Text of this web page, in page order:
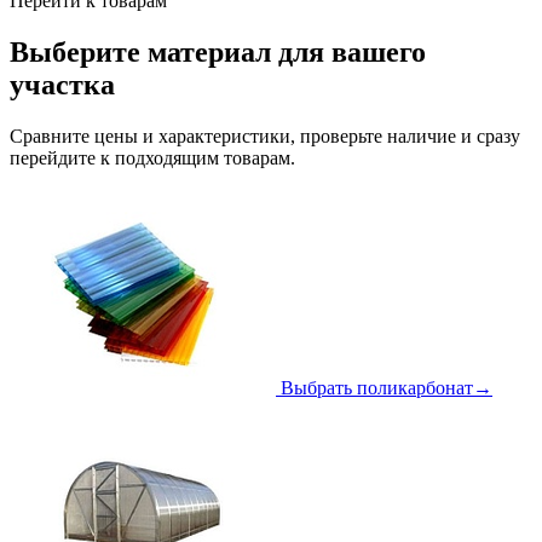
Выберите материал для вашего
участка
Сравните цены и характеристики, проверьте наличие и сразу
перейдите к подходящим товарам.
Выбрать поликарбонат→